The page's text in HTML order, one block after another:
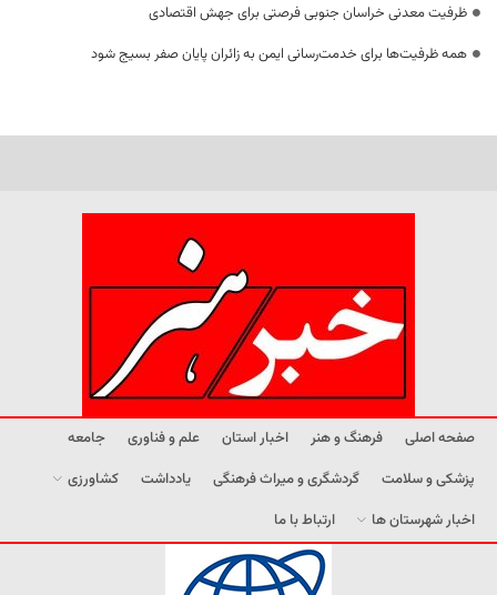
ظرفیت معدنی خراسان جنوبی فرصتی برای جهش اقتصادی
همه ظرفیت‌ها برای خدمت‌رسانی ایمن به زائران پایان صفر بسیج شود
صفحه اصلی فرهنگ و هنر اخبار استان علم و فناوری
جامعه
پزشکی و سلامت
گردشگری و میراث فرهنگی یادداشت
کشاورزی
اخبار شهرستان ها
ارتباط با ما